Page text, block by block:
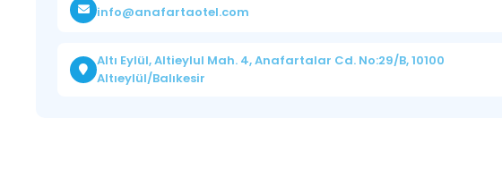
info@anafartaotel.com
Altı Eylül, Altieylul Mah. 4, Anafartalar Cd. No:29/B, 10100
Altıeylül/Balıkesir